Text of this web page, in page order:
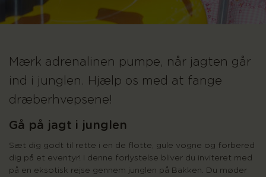
Mærk adrenalinen pumpe, når jagten går
ind i junglen. Hjælp os med at fange
dræberhvepsene!
Gå på jagt i junglen
Sæt dig godt til rette i en de flotte, gule vogne og forbered
dig på et eventyr! I denne forlystelse bliver du inviteret med
på en eksotisk rejse gennem junglen på Bakken. Du møder